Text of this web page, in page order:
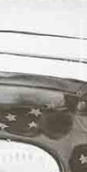
Flickr Arquivo Nacional